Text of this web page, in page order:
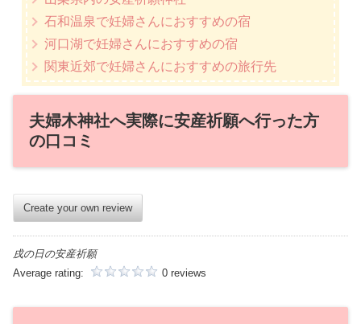
石和温泉で妊婦さんにおすすめの宿
河口湖で妊婦さんにおすすめの宿
関東近郊で妊婦さんにおすすめの旅行先
夫婦木神社へ実際に安産祈願へ行った方
の口コミ
Create your own review
戌の日の安産祈願
Average rating:
0 reviews